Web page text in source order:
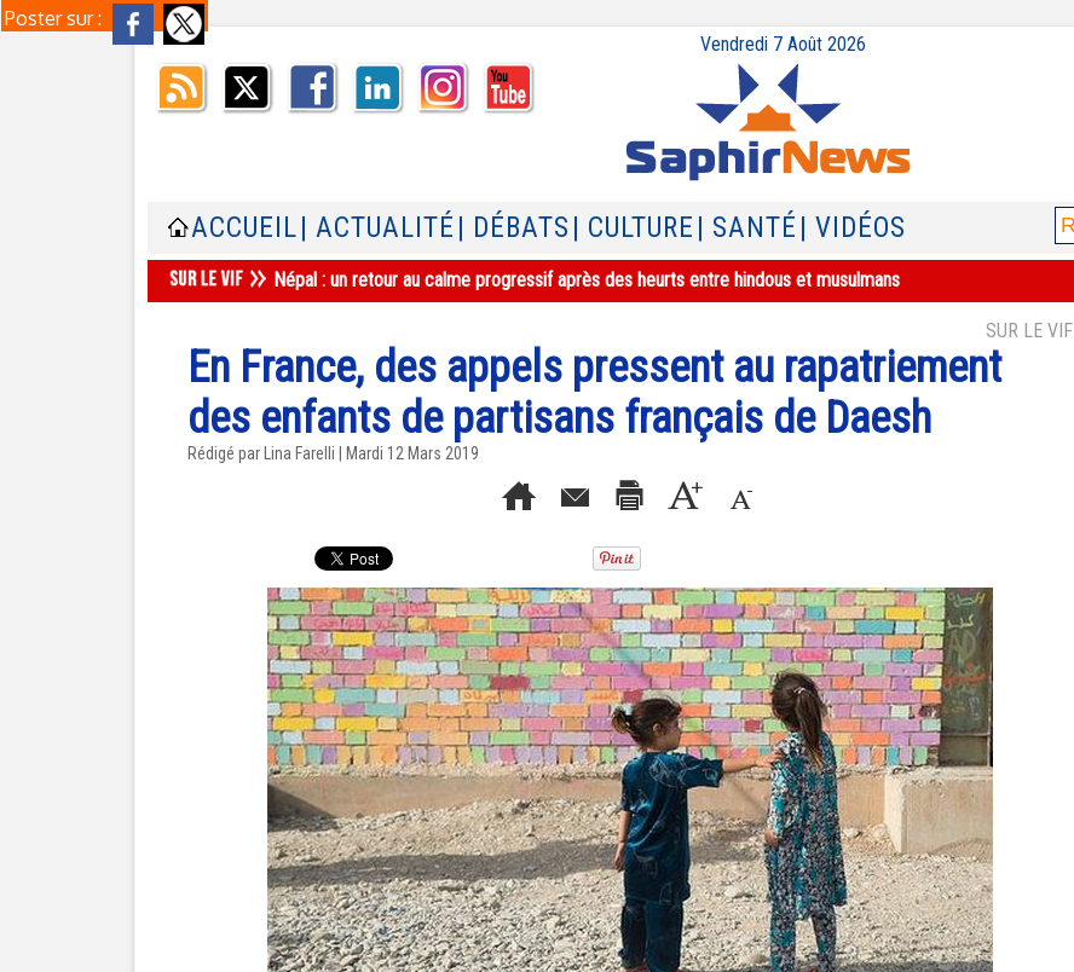
Poster sur :
Vendredi 7 Août 2026
ACCUEIL | ACTUALITÉ | DÉBATS | CULTURE | SANTÉ | VIDÉOS
Népal : un retour au calme progressif après des heurts entre hindous et musulmans
SUR LE VIF
En France, des appels pressent au rapatriement
des enfants de partisans français de Daesh
Rédigé par Lina Farelli | Mardi 12 Mars 2019